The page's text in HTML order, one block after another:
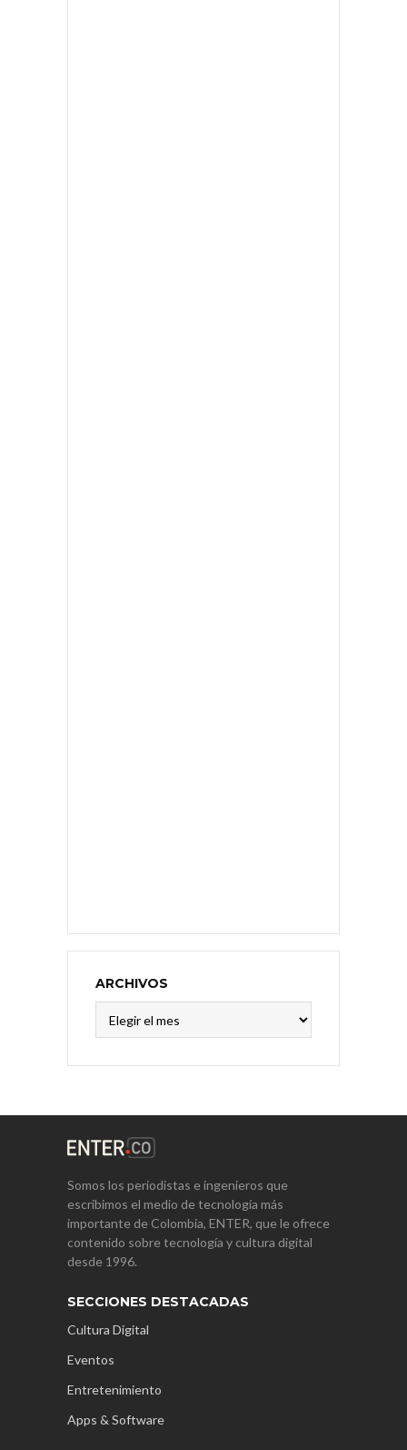
ARCHIVOS
Somos los periodistas e ingenieros que
escribimos el medio de tecnología más
importante de Colombia, ENTER, que le ofrece
contenido sobre tecnología y cultura digital
desde 1996.
SECCIONES DESTACADAS
Cultura Digital
Eventos
Entretenimiento
Apps & Software